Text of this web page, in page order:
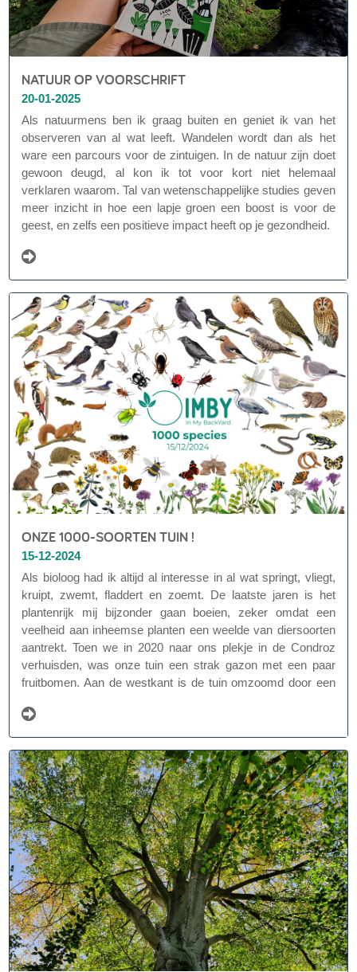
NATUUR OP VOORSCHRIFT
20-01-2025
Als natuurmens ben ik graag buiten en geniet ik van het
observeren van al wat leeft. Wandelen wordt dan als het
ware een parcours voor de zintuigen. In de natuur zijn doet
gewoon deugd, al kon ik tot voor kort niet helemaal
verklaren waarom. Tal van wetenschappelijke studies geven
meer inzicht in hoe een lapje groen een boost is voor de
geest, en zelfs een positieve impact heeft op je gezondheid.
ONZE 1000-SOORTEN TUIN !
15-12-2024
Als bioloog had ik altijd al interesse in al wat springt, vliegt,
kruipt, zwemt, fladdert en zoemt. De laatste jaren is het
plantenrijk mij bijzonder gaan boeien, zeker omdat een
veelheid aan inheemse planten een weelde van diersoorten
aantrekt. Toen we in 2020 naar ons plekje in de Condroz
verhuisden, was onze tuin een strak gazon met een paar
fruitbomen. Aan de westkant is de tuin omzoomd door een
aan een weiland met mooi verzicht.